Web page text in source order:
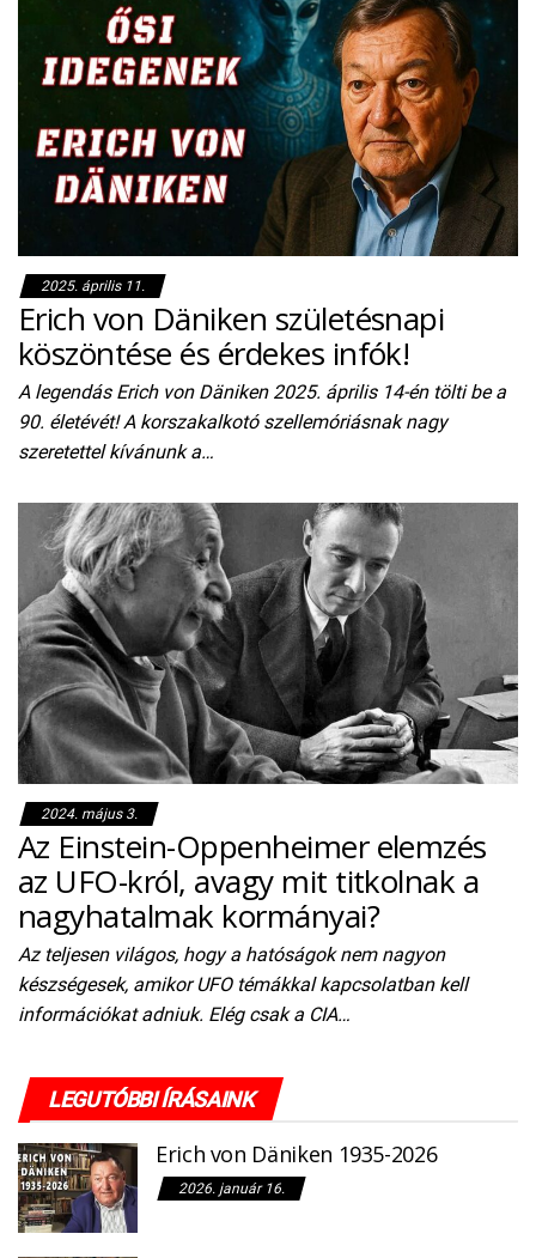
2025. április 11.
Erich von Däniken születésnapi
köszöntése és érdekes infók!
A legendás Erich von Däniken 2025. április 14-én tölti be a
90. életévét! A korszakalkotó szellemóriásnak nagy
szeretettel kívánunk a…
2024. május 3.
Az Einstein-Oppenheimer elemzés
az UFO-król, avagy mit titkolnak a
nagyhatalmak kormányai?
Az teljesen világos, hogy a hatóságok nem nagyon
készségesek, amikor UFO témákkal kapcsolatban kell
információkat adniuk. Elég csak a CIA…
LEGUTÓBBI ÍRÁSAINK
Erich von Däniken 1935-2026
2026. január 16.